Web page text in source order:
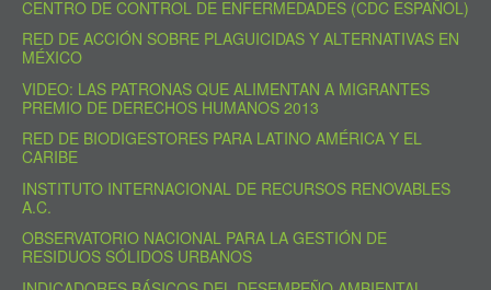
CENTRO DE CONTROL DE ENFERMEDADES (CDC ESPAÑOL)
RED DE ACCIÓN SOBRE PLAGUICIDAS Y ALTERNATIVAS EN
MÉXICO
VIDEO: LAS PATRONAS QUE ALIMENTAN A MIGRANTES
PREMIO DE DERECHOS HUMANOS 2013
RED DE BIODIGESTORES PARA LATINO AMÉRICA Y EL
CARIBE
INSTITUTO INTERNACIONAL DE RECURSOS RENOVABLES
A.C.
OBSERVATORIO NACIONAL PARA LA GESTIÓN DE
RESIDUOS SÓLIDOS URBANOS